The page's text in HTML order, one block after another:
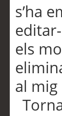
s’ha
els
al mig